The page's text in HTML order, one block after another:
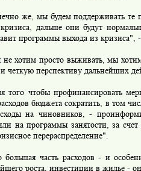
же, мы будем поддерживать те
дальше они будут
программы выхода из кризиса",
хотим просто выживать, мы
четкую перспективу дальнейших
чтобы профинансировать
бюджета сократить, в том
на чиновников, -
на программы занятости, за
перераспределение".
часть расходов - и
роста, инвестиции в жилье -